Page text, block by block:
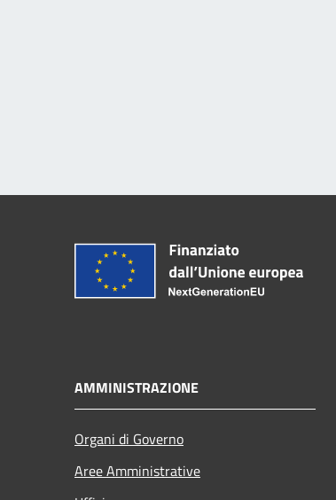
AMMINISTRAZIONE
Organi di Governo
Aree Amministrative